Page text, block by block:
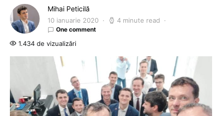
Mihai Peticilă
10 ianuarie 2020 4 minute read
One comment
1.434 de vizualizări